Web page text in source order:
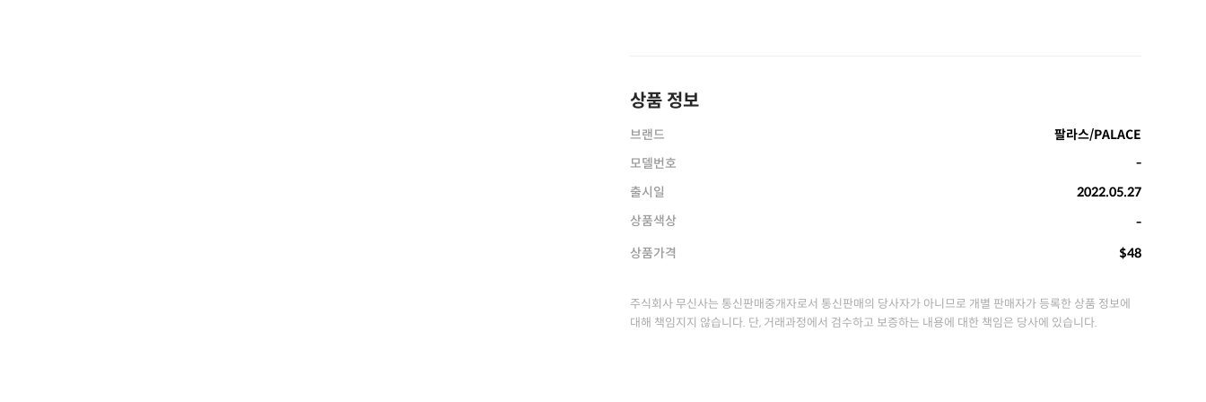
상품 정보
브랜드
팔라스/PALACE
모델번호
-
출시일
2022.05.27
상품색상
-
상품가격
$48
주식회사 무신사는 통신판매중개자로서 통신판매의 당사자가 아니므로 개별 판매자가 등록한 상품 정보에
대해 책임지지 않습니다. 단, 거래과정에서 검수하고 보증하는 내용에 대한 책임은 당사에 있습니다.